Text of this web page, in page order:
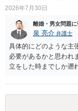
2026年7月30日
離婚・男女問題
泉 亮介 弁護士
具体的にどのような主
必要があるかと思われ
立をした時までしか遡
養育費に関するやりと
あるでしょう。 公開
れることをお勧めいた